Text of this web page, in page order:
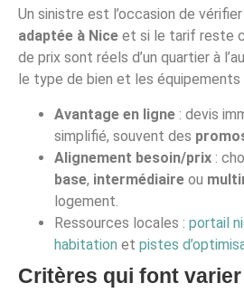
Un sinistre est l’occasion de
adaptée à Nice et si le tarif reste
de prix sont réels d’un quartier à
le type de bien et les
Avantage en ligne : devis
simplifié, souvent des
Alignement besoin/prix :
base, intermédiaire ou
logement.
Ressources locales : portail
habitation et pistes
Critères qui font